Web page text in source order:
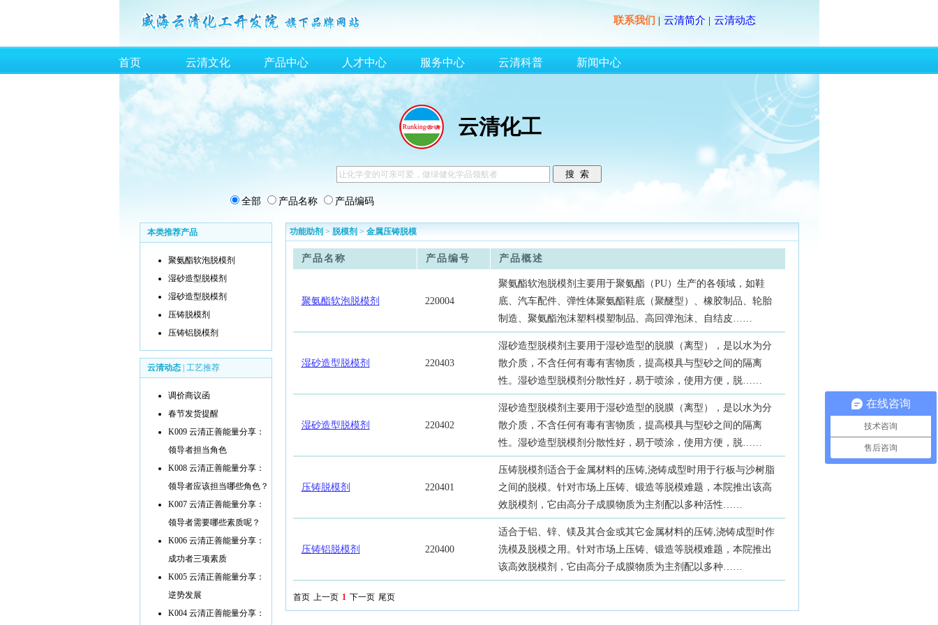
联系我们 云清简介 云清动态
首页 云清文化 产品中心 人才中心 服务中心 云清科普 新闻中心
云清化工
全部 产品名称 产品编码
本类推荐产品
聚氨酯软泡脱模剂
湿砂造型脱模剂
湿砂造型脱模剂
压铸脱模剂
压铸铝脱模剂
云清动态| 工艺推荐
调价商议函
春节发货提醒
K009 云清正善能量分享：
领导者担当角色
K008 云清正善能量分享：
领导者应该担当哪些角色？
K007 云清正善能量分享：
领导者需要哪些素质呢？
K006 云清正善能量分享：
成功者三项素质
K005 云清正善能量分享：
逆势发展
K004 云清正善能量分享：
功能助剂 > 脱模剂 > 金属压铸脱模
产品名称 产品编号 产品概述
聚氨酯软泡脱模剂 220004
聚氨酯软泡脱模剂主要用于聚氨酯（PU）生产的各领域，如鞋
底、汽车配件、弹性体聚氨酯鞋底（聚醚型）、橡胶制品、轮胎
制造、聚氨酯泡沫塑料模塑制品、高回弹泡沫、自结皮……
湿砂造型脱模剂 220403
湿砂造型脱模剂主要用于湿砂造型的脱膜（离型），是以水为分
散介质，不含任何有毒有害物质，提高模具与型砂之间的隔离
性。湿砂造型脱模剂分散性好，易于喷涂，使用方便，脱……
湿砂造型脱模剂 220402
湿砂造型脱模剂主要用于湿砂造型的脱膜（离型），是以水为分
散介质，不含任何有毒有害物质，提高模具与型砂之间的隔离
性。湿砂造型脱模剂分散性好，易于喷涂，使用方便，脱……
压铸脱模剂 220401
压铸脱模剂适合于金属材料的压铸,浇铸成型时用于行板与沙树脂
之间的脱模。针对市场上压铸、锻造等脱模难题，本院推出该高
效脱模剂，它由高分子成膜物质为主剂配以多种活性……
压铸铝脱模剂 220400
适合于铝、锌、镁及其合金或其它金属材料的压铸,浇铸成型时作
洗模及脱模之用。针对市场上压铸、锻造等脱模难题，本院推出
该高效脱模剂，它由高分子成膜物质为主剂配以多种……
首页 上一页 1 下一页 尾页
在线咨询
技术咨询
售后咨询